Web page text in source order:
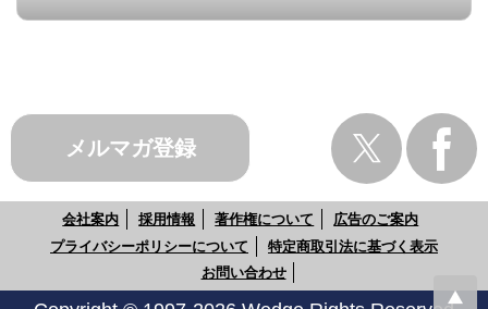
メルマガ登録
会社案内 採用情報 著作権について
広告のご案内
プライバシーポリシーについて
特定商取引法に基づく表示
お問い合わせ